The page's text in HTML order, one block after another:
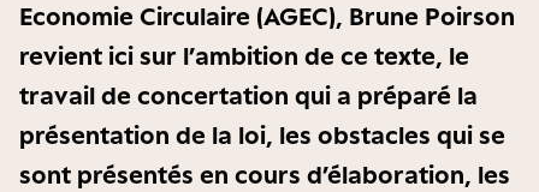
Economie Circulaire (AGEC), Brune Poirson
revient ici sur l’ambition de ce texte, le
travail de concertation qui a préparé la
présentation de la loi, les obstacles qui se
sont présentés en cours d’élaboration, les